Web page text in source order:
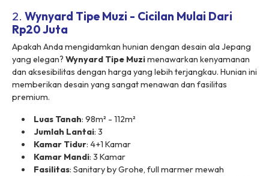
2. Wynyard Tipe Muzi - Cicilan Mulai Dari
Rp20 Juta
Apakah Anda mengidamkan hunian dengan desain ala Jepang
yang elegan? Wynyard Tipe Muzimenawarkan kenyamanan
dan aksesibilitas dengan harga yang lebih terjangkau. Hunian ini
memberikan desain yang sangat menawan dan fasilitas
premium.
Luas Tanah: 98m² - 112m²
Jumlah Lantai: 3
Kamar Tidur: 4+1 Kamar
Kamar Mandi: 3 Kamar
Fasilitas: Sanitary by Grohe, full marmer mewah